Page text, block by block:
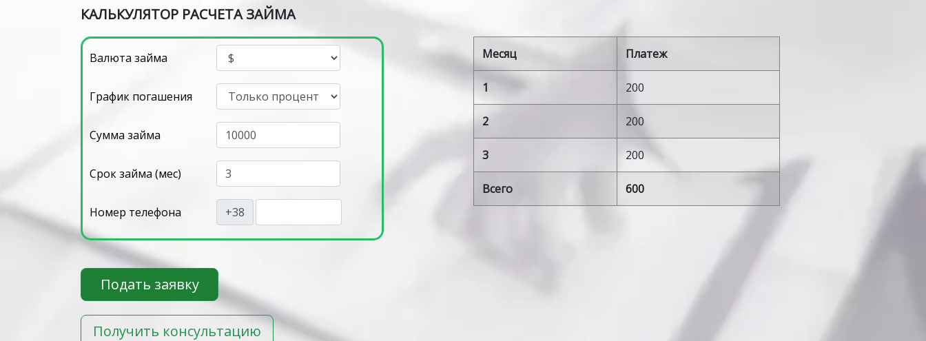
КАЛЬКУЛЯТОР РАСЧЕТА ЗАЙМА
Валюта займа
График погашения
Сумма займа
Срок займа (мес)
Номер телефона +38
Месяц Платеж
1 200
2 200
3 200
Всего 600
Подать заявку
Получить консультацию